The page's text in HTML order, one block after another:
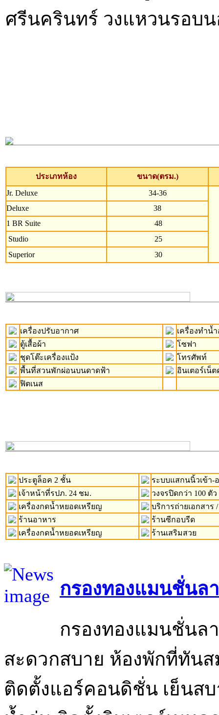
ศรีนครินทร์ วงแหวนรอบ
ประเภทห้อง
ขนาด(ตรม.)
Jr. Deluxe
34-36
Deluxe
38
1 BR Suite
48
Studio
25
Superior
30
เครื่องปรับอากาศ
เครื่องทำน้
ตู้เสื้อผ้า
โซฟา
ชุดโต๊ะเครื่องแป้ง
โทรศัพท์
พื้นที่สวนพักผ่อนบนดาดฟ้า
อินเตอร์เน็ต
ฟิตเนส
ประตูล็อค 2 ชั้น
ระบบแสกนนิ้วเข้า-
เจ้าหน้าที่รปภ. 24 ชม.
วงจรปิดกว่า 100 ตัว
เครื่องกดน้ำหยอดเหรียญ
บริการถ่ายเอกสาร
ร้านอาหาร
ร้านซีกอบรีด
เครื่องกดน้ำหยอดเหรียญ
ร้านเสริมสวย
กรองทองแมนชั่นล
กรองทองแมนชั่นล
สะดวกสบาย ห้องพักที่ทัน
ติดตั้งแอร์คอนดิชั่น เย็นส